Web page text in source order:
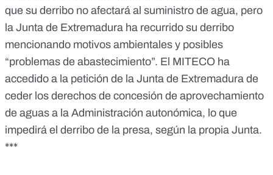
que su derribo no afectará al suministro de agua, pero
la Junta de Extremadura ha recurrido su derribo
mencionando motivos ambientales y posibles
“problemas de abastecimiento”. El MITECO ha
accedido a la petición de la Junta de Extremadura de
ceder los derechos de concesión de aprovechamiento
de aguas a la Administración autonómica, lo que
impedirá el derribo de la presa, según la propia Junta.
***